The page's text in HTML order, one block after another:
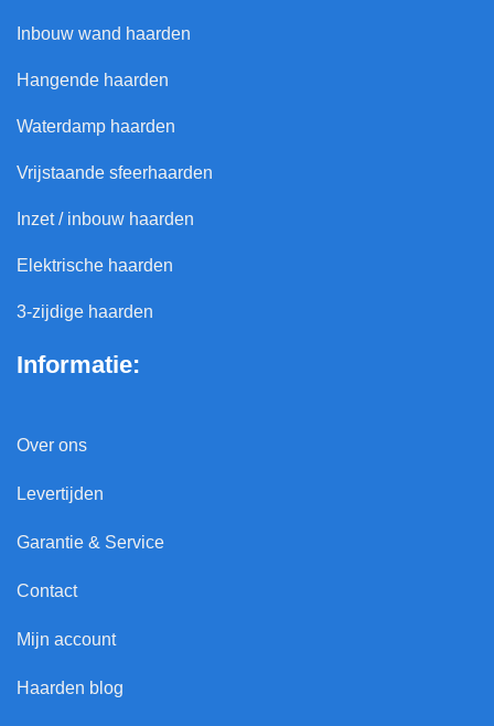
Inbouw wand haarden
Hangende haarden
Waterdamp haarden
Vrijstaande sfeerhaarden
Inzet / inbouw haarden
Elektrische haarden
3-zijdige haarden
Informatie:
Over ons
Levertijden
Garantie & Service
Contact
Mijn account
Haarden blog